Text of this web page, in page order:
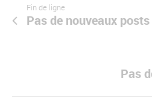
Fin de ligne
Pas de nouveaux posts
Pas